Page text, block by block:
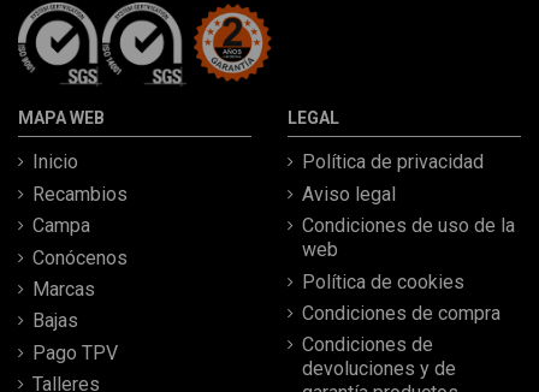
MAPA WEB
Inicio
Recambios
Campa
Conócenos
Marcas
Bajas
Pago TPV
Talleres
LEGAL
Política de privacidad
Aviso legal
Condiciones de uso de la
web
Política de cookies
Condiciones de compra
Condiciones de
devoluciones y de